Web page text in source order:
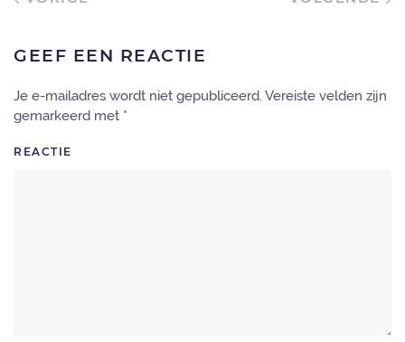
GEEF EEN REACTIE
Je e-mailadres wordt niet gepubliceerd. Vereiste velden zijn
gemarkeerd met *
REACTIE